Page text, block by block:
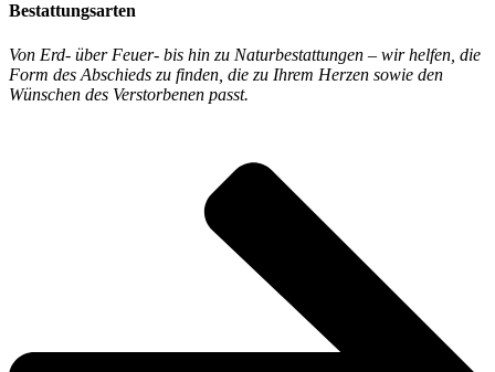
Bestattungsarten
Von Erd- über Feuer- bis hin zu Naturbestattungen – wir helfen, die
Form des Abschieds zu finden, die zu Ihrem Herzen sowie den
Wünschen des Verstorbenen passt.